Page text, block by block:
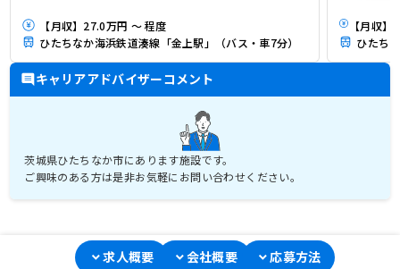
【月収】27.0万円 ～ 程度
ひたちなか海浜鉄道湊線「金上駅」（バス・車7分）
ひたち
キャリアアドバイザーコメント
茨城県ひたちなか市にあります施設です。
ご興味のある方は是非お気軽にお問い合わせください。
求人概要 会社概要 応募方法